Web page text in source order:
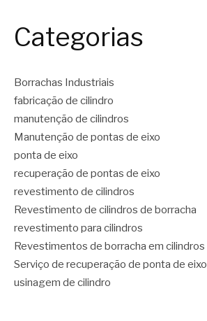
Categorias
Borrachas Industriais
fabricação de cilindro
manutenção de cilindros
Manutenção de pontas de eixo
ponta de eixo
recuperação de pontas de eixo
revestimento de cilindros
Revestimento de cilindros de borracha
revestimento para cilindros
Revestimentos de borracha em cilindros
Serviço de recuperação de ponta de eixo
usinagem de cilindro